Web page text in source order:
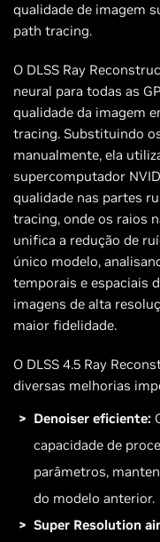
qualidade de imagem
path tracing.
O DLSS Ray
neural para todas as
qualidade da imagem
tracing. Substituindo
manualmente, ela
supercomputador
qualidade nas partes
tracing, onde os raios
unifica a redução de
único modelo,
temporais e espaciais
imagens de alta
maior fidelidade.
O DLSS 4.5 Ray
diversas melhorias
Denoiser eficiente:
capacidade de
parâmetros,
do modelo anterior.
Super Resolution